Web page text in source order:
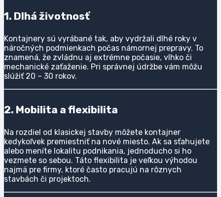
1. Dlhá životnosť
Kontajnery sú vyrábané tak, aby vydržali dlhé roky v
náročných podmienkach počas námornej prepravy. To
znamená, že zvládnu aj extrémne počasie, vlhko či
mechanické zaťaženie. Pri správnej údržbe vám môžu
slúžiť 20 – 30 rokov.
2. Mobilita a flexibilita
Na rozdiel od klasickej stavby môžete kontajner
kedykoľvek premiestniť na nové miesto. Ak sa sťahujete
alebo meníte lokalitu podnikania, jednoducho si ho
vezmete so sebou. Táto flexibilita je veľkou výhodou
najmä pre firmy, ktoré často pracujú na rôznych
stavbách či projektoch.